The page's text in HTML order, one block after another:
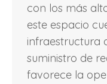
con los más
este espacio
infraestructura
suministro de
favorece la